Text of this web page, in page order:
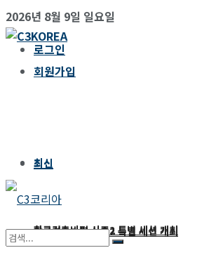
2026년 8월 9일 일요일
로그인
회원가입
최신
한국건축비평 시즌2 특별 세션 개최
최신
한국건축비평 시즌2 특별 세션 개최